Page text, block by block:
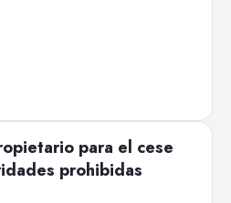
para el cese
prohibidas